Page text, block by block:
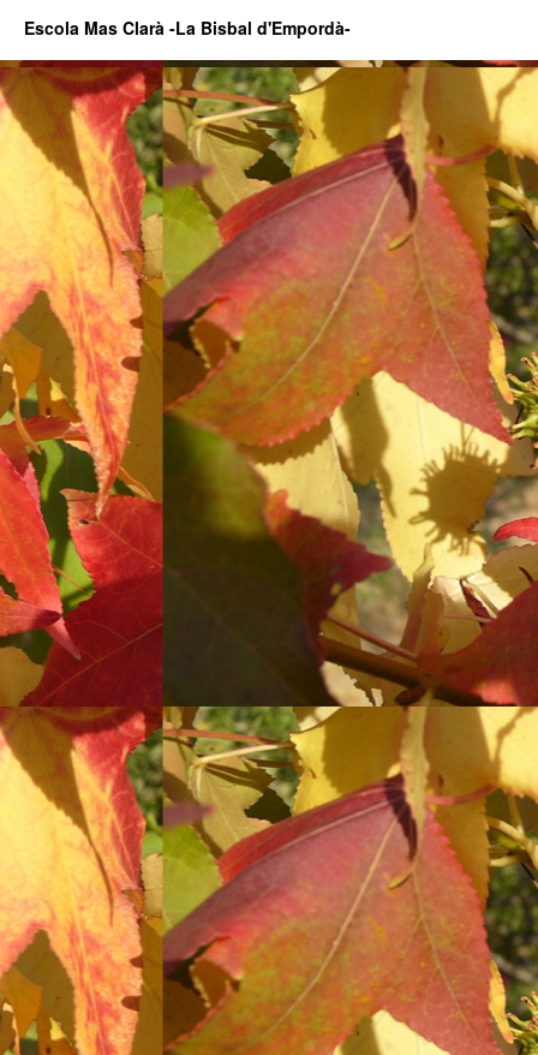
Escola Mas Clarà -La Bisbal d'Empordà-